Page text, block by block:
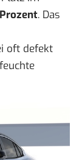
. Das
oft defekt